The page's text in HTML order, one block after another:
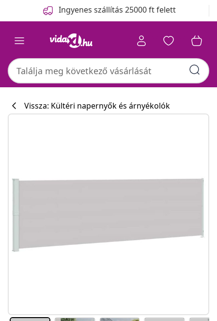
Ingyenes szállítás 25000 ft felett
Vissza: Kültéri napernyők és árnyékolók